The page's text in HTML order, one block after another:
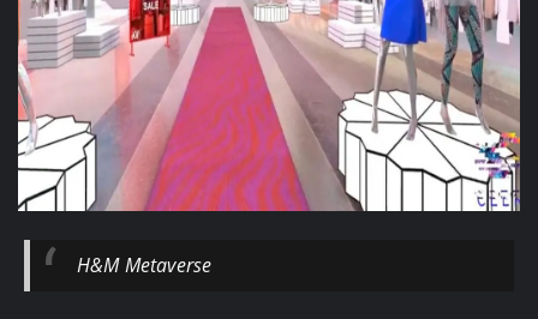
H&M Metaverse